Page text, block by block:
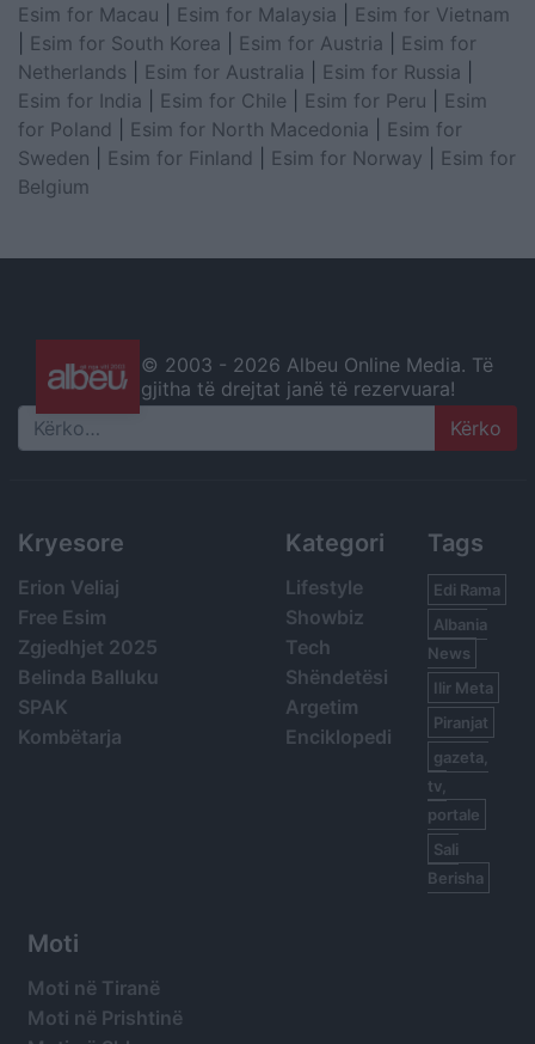
Esim for Macau
Esim for Malaysia
Esim for Vietnam
Esim for South Korea Esim for Austria
Esim for
Netherlands
Esim for Australia Esim for Russia
Esim for India
Esim for Chile Esim for Peru
Esim
for Poland
Esim for North Macedonia
Esim for
Sweden
Esim for Finland Esim for Norway
Esim for
Belgium
© 2003 - 2026 Albeu Online Media. Të
gjitha të drejtat janë të rezervuara!
Search
Kryesore
Erion Veliaj
Free Esim
Zgjedhjet 2025
Belinda Balluku
SPAK
Kombëtarja
Kategori
Lifestyle
Showbiz
Tech
Shëndetësi
Argetim
Enciklopedi
Tags
Edi Rama
Albania
News
Ilir Meta
Piranjat
gazeta,
tv,
portale
Sali
Berisha
Moti
Moti në Tiranë
Moti në Prishtinë